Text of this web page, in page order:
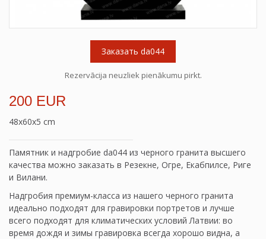
Заказать da044
Rezervācija neuzliek pienākumu pirkt.
200 EUR
48x60x5 cm
Памятник и надгробие da044 из черного гранита высшего
качества можно заказать в Резекне, Огре, Екабпилсе, Риге
и Вилани.
Надгробия премиум-класса из нашего черного гранита
идеально подходят для гравировки портретов и лучше
всего подходят для климатических условий Латвии: во
время дождя и зимы гравировка всегда хорошо видна, а